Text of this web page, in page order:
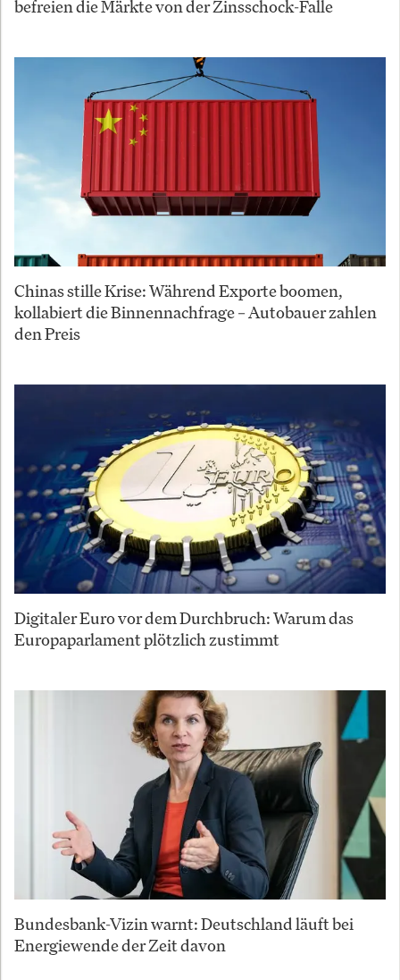
befreien die Märkte von der Zinsschock-Falle
Chinas stille Krise: Während Exporte boomen,
kollabiert die Binnennachfrage – Autobauer zahlen
den Preis
Digitaler Euro vor dem Durchbruch: Warum das
Europaparlament plötzlich zustimmt
Bundesbank-Vizin warnt: Deutschland läuft bei
Energiewende der Zeit davon